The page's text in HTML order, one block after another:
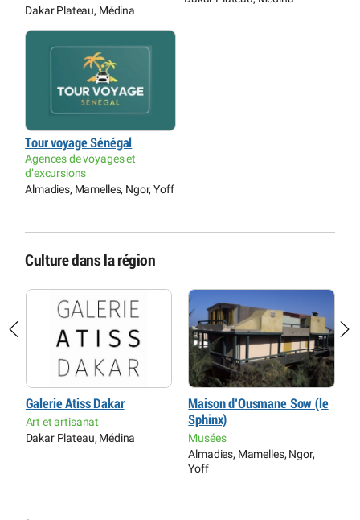
Dakar Plateau, Médina
Tour voyage Sénégal
Agences de voyages et
d’excursions
Almadies, Mamelles, Ngor, Yoff
Culture dans la région
Galerie Atiss Dakar
Art et artisanat
Dakar Plateau, Médina
Maison d’Ousmane Sow (le
Sphinx)
Musées
Almadies, Mamelles, Ngor,
Yoff